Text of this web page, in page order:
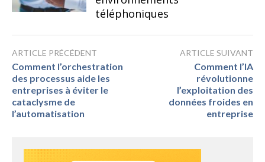
téléphoniques
ARTICLE PRÉCÉDENT
Comment l’orchestration
des processus aide les
entreprises à éviter le
cataclysme de
l’automatisation
ARTICLE SUIVANT
Comment l’IA
révolutionne
l’exploitation des
données froides en
entreprise